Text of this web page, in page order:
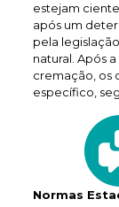
estejam
após um
pela
natural. Após
cremação, os
específico,
Normas